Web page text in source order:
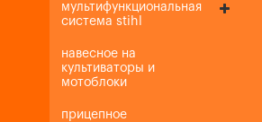
мультифункциональная
система stihl
навесное на
культиваторы и
мотоблоки
прицепное